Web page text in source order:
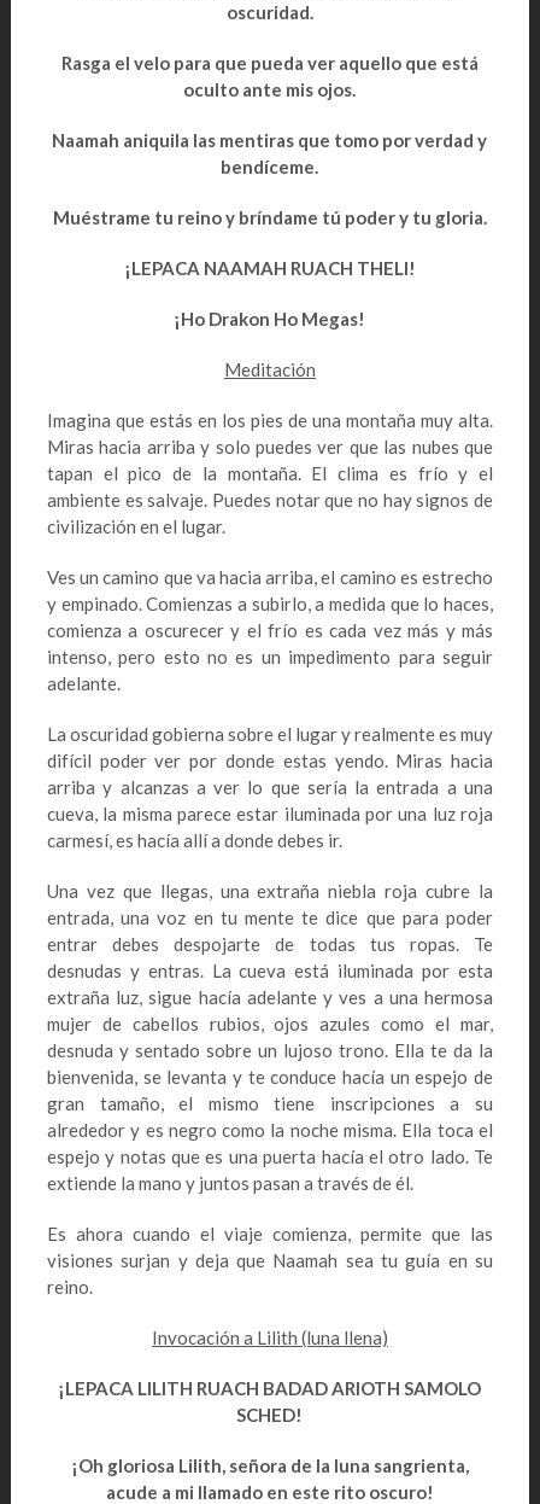
oscuridad.
Rasga el velo para que pueda ver aquello que está
oculto ante mis ojos.
Naamah aniquila las mentiras que tomo por verdad y
bendíceme.
Muéstrame tu reino y bríndame tú poder y tu gloria.
¡LEPACA NAAMAH RUACH THELI!
¡Ho Drakon Ho Megas!
Meditación
Imagina que estás en los pies de una montaña muy alta.
Miras hacia arriba y solo puedes ver que las nubes que
tapan el pico de la montaña. El clima es frío y el
ambiente es salvaje. Puedes notar que no hay signos de
civilización en el lugar.
Ves un camino que va hacia arriba, el camino es estrecho
y empinado. Comienzas a subirlo, a medida que lo haces,
comienza a oscurecer y el frío es cada vez más y más
intenso, pero esto no es un impedimento para seguir
adelante.
La oscuridad gobierna sobre el lugar y realmente es muy
difícil poder ver por donde estas yendo. Miras hacia
arriba y alcanzas a ver lo que sería la entrada a una
cueva, la misma parece estar iluminada por una luz roja
carmesí, es hacía allí a donde debes ir.
Una vez que llegas, una extraña niebla roja cubre la
entrada, una voz en tu mente te dice que para poder
entrar debes despojarte de todas tus ropas. Te
desnudas y entras. La cueva está iluminada por esta
extraña luz, sigue hacía adelante y ves a una hermosa
mujer de cabellos rubios, ojos azules como el mar,
desnuda y sentado sobre un lujoso trono. Ella te da la
bienvenida, se levanta y te conduce hacía un espejo de
gran tamaño, el mismo tiene inscripciones a su
alrededor y es negro como la noche misma. Ella toca el
espejo y notas que es una puerta hacía el otro lado. Te
extiende la mano y juntos pasan a través de él.
Es ahora cuando el viaje comienza, permite que las
visiones surjan y deja que Naamah sea tu guía en su
reino.
Invocación a Lilith (luna llena)
¡LEPACA LILITH RUACH BADAD ARIOTH SAMOLO
SCHED!
¡Oh gloriosa Lilith, señora de la luna sangrienta,
acude a mi llamado en este rito oscuro!